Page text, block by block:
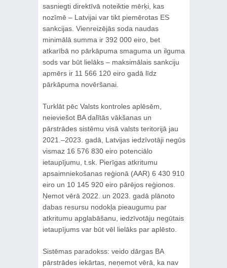
sasniegti direktīvā noteiktie mērķi, kas
nozīmē – Latvijai var tikt piemērotas ES
sankcijas. Vienreizējās soda naudas
minimālā summa ir 392 000 eiro, bet
atkarībā no pārkāpuma smaguma un ilguma
sods var būt lielāks – maksimālais sankciju
apmērs ir 11 566 120 eiro gadā līdz
pārkāpuma novēršanai.
Turklāt pēc Valsts kontroles aplēsēm,
neieviešot BA dalītās vākšanas un
pārstrādes sistēmu visā valsts teritorijā jau
2021.–2023. gadā, Latvijas iedzīvotāji negūs
vismaz 16 576 830 eiro potenciālo
ietaupījumu, t.sk. Pierīgas atkritumu
apsaimniekošanas reģionā (AAR) 6 430 910
eiro un 10 145 920 eiro pārējos reģionos.
Ņemot vērā 2022. un 2023. gadā plānoto
dabas resursu nodokļa pieaugumu par
atkritumu apglabāšanu, iedzīvotāju negūtais
ietaupījums var būt vēl lielāks par aplēsto.
Sistēmas paradokss: veido dārgas BA
pārstrādes iekārtas, neņemot vērā, ka nav